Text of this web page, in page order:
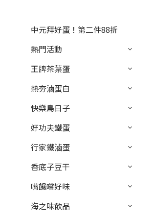
中元拜好蛋！第二件88折
熱門活動
王牌茶葉蛋
熱夯滷蛋白
快樂鳥日子
好功夫鐵蛋
行家鐵滷蛋
香底子豆干
嘴饞嚐好味
海之味飲品